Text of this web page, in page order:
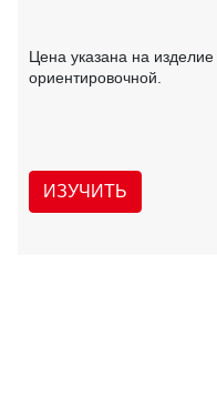
Цена указана на
ориентировочной.
ИЗУЧИТЬ